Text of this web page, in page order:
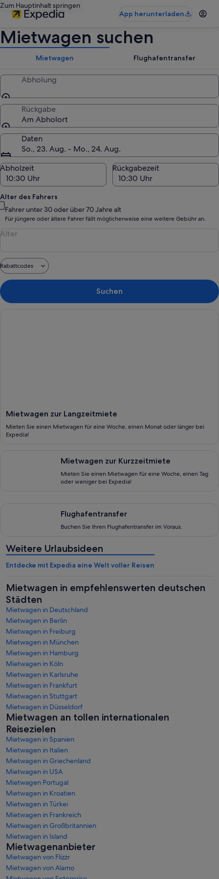
Zum Hauptinhalt springen
App herunterladen
Mietwagen suchen
Mietwagen Flughafentransfer
Abholung
Rückgabe
Am Abholort
Daten
So., 23. Aug. - Mo., 24. Aug.
Abholzeit
Rückgabezeit
Alter des Fahrers
Fahrer unter 30 oder über 70 Jahre alt
Für jüngere oder ältere Fahrer fällt möglicherweise eine weitere Gebühr an.
Alter
Rabattcodes
Suchen
Mietwagen zur Langzeitmiete
Mieten Sie einen Mietwagen für eine Woche, einen Monat oder länger bei
Expedia!
Mietwagen zur Kurzzeitmiete
Mieten Sie einen Mietwagen für eine Woche, einen Tag
oder weniger bei Expedia!
Flughafentransfer
Buchen Sie Ihren Flughafentransfer im Voraus.
Weitere Urlaubsideen
Entdecke mit Expedia eine Welt voller Reisen
Mietwagen in empfehlenswerten deutschen
Städten
Mietwagen in Deutschland
Mietwagen in Berlin
Mietwagen in Freiburg
Mietwagen in München
Mietwagen in Hamburg
Mietwagen in Köln
Mietwagen in Karlsruhe
Mietwagen in Frankfurt
Mietwagen in Stuttgart
Mietwagen in Düsseldorf
Mietwagen an tollen internationalen
Reisezielen
Mietwagen in Spanien
Mietwagen in Italien
Mietwagen in Griechenland
Mietwagen in USA
Mietwagen Portugal
Mietwagen in Kroatien
Mietwagen in Türkei
Mietwagen in Frankreich
Mietwagen in Großbritannien
Mietwagen in Island
Mietwagenanbieter
Mietwagen von Flizzr
Mietwagen von Alamo